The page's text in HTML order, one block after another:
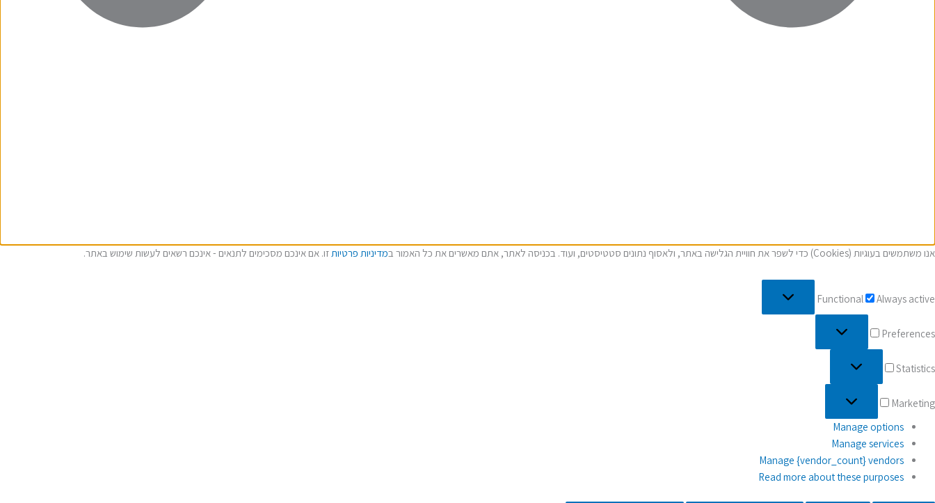
אנו משתמשים בעוגיות (Cookies) כדי לשפר את חוויית הגלישה באתר, ולאסוף נתונים סטטיסטים, ועוד. בכניסה לאתר, אתם מאשרים את כל האמור ב מדיניות פרטיותזו. אם אינכם מסכימים לתנאים - אינכם רשאים לעשות שימוש באתר.
Functional Always active
Preferences
Statistics
Marketing
Manage options
Manage services
Manage {vendor_count} vendors
Read more about these purposes